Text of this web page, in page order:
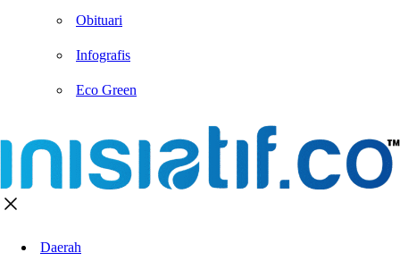
Obituari
Infografis
Eco Green
Daerah